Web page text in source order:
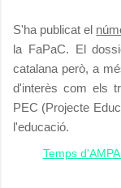
S'ha publicat el
la FaPaC. El
catalana però, a
d'interès com els
PEC (Projecte
l'educació.
Temps